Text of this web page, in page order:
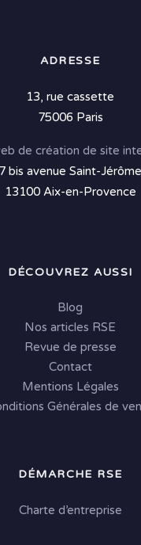
ADRESSE
13, rue cassette
75006 Paris
de création de site
7 bis avenue Saint-Jérôme
13100 Aix-en-Provence
DÉCOUVREZ AUSSI
Blog
Nos articles RSE
Revue de presse
Contact
Mentions Légales
Générales de
DÉMARCHE RSE
Charte d’entreprise